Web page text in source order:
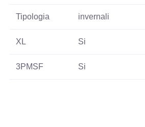
Tipologia invernali
XL Si
3PMSF Si